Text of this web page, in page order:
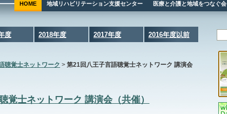
HOME 地域リハビリテーション支援センター 医療と介護と地域をつなぐ会
度 2018年度 2017年度 2016年度以前
聴覚士ネットワーク > 第21回八王子言語聴覚士ネットワーク 講演会
覚士ネットワーク 講演会（共催）